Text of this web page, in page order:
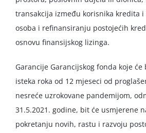
transakcija između korisnika kredita
osoba i refinansiranju postojećih
osnovu finansijskog lizinga.
Garancije Garancijskog fonda koje
isteka roka od 12 mjeseci od
nesreće uzrokovane pandemijom,
31.5.2021. godine, bit će usmjerene
pokretanju novih, rastu i razvoju